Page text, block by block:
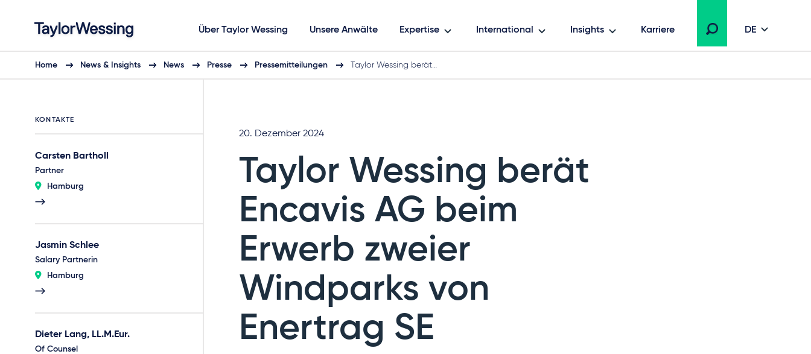
Über Taylor Wessing Unsere Anwälte Expertise International Insights Karriere DE
Home News & Insights News Presse Pressemitteilungen Taylor Wessing berät…
KONTAKTE
Carsten Bartholl
Partner
Hamburg
Jasmin Schlee
Salary Partnerin
Hamburg
Dieter Lang, LL.M.Eur.
Of Counsel
20. Dezember 2024
Taylor Wessing berät
Encavis AG beim
Erwerb zweier
Windparks von
Enertrag SE